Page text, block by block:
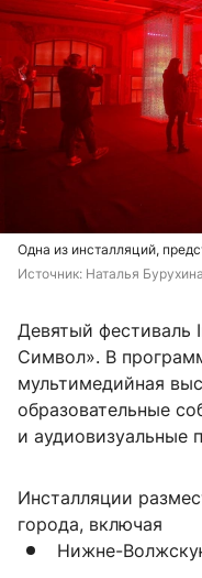
Одна из инсталляций,
Источник: Наталья
Девятый фестиваль
Символ». В
мультимедийная
образовательные
и аудиовизуальные
Инсталляции
города, включая
Нижне-